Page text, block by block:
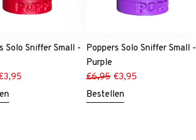
Solo Sniffer Small -
3,95
Poppers Solo Sniffer Small -
Purple
€6,95 €3,95
Bestellen